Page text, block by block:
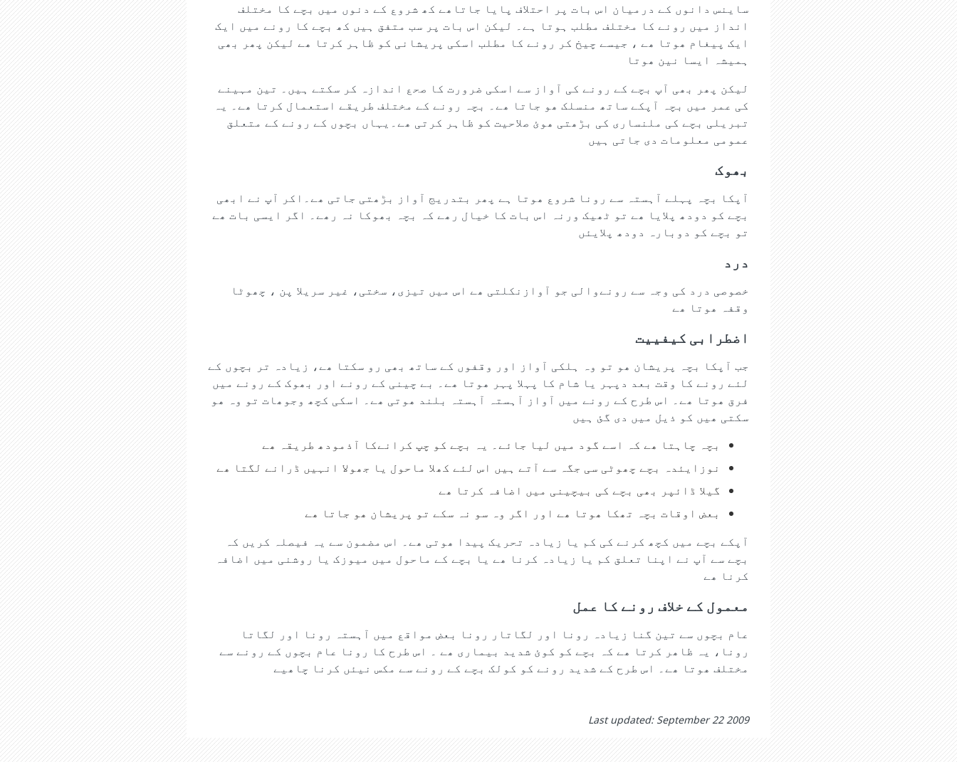
ساینس دانوں کے درمیان اس بات پر احتلاف پایا جاتاھے کھ شروع کے دنوں میں بچے کا مختلف
انداز میں رونے کا مختلف مطلب ہوتا ہے۔ لیکن اس بات پر سب متفق ہیں کھ بچے کا رونے میں ایک
ایک پیغام ھوتا ھے ، جیسے چیخ کر رونے کا مطلب اسکی پریشانی کو ظاہر کرتا ھے لیکن پھر بھی
ہمیشہ ایسا نین ھوتا
لیکن پھر بھی آپ بچے کے رونے کی آواز سے اسکی ضرورت کا صحع اندازہ کر سکتے ہیں۔ تین مہینے
کی عمر میں بچہ آپکے ساتھ منسلک ھو جاتا ھے۔ بچہ رونے کے مختلف طریقے استعمال کرتا ھے۔ یہ
تبریلی بچے کی ملنساری کی بڑھتی ھوئ صلاحیت کو ظاہر کرتی ھے۔یہاں بچوں کے رونے کے متعلق
عمومی معلومات دی جاتی ہیں
بھوک
آپکا بچہ پہلے آہستہ سے رونا شروع ھوتا ہے پھر بتدریج آواز بڑھتی جاتی ھے۔اکر آپ نے ابھی
بچے کو دودھ پلایا ھے تو ٹھیک ورنہ اس بات کا خیال رھے کہ بچہ بھوکا نہ رھے۔ اگر ایسی بات ھے
تو بچے کو دوبارہ دودھ پلایئں
درد
خصوصی درد کی وجہ سے رونےوالی جو آوازنکلتی ھے اس میں تیزی، سختی، غیر سریلا پن ، چھوٹا
وقفہ ھوتا ھے
اضطرابی کیفییت
جب آپکا بچہ پریشان ھو تو وہ ہلکی آواز اور وقفوں کے ساتھ بھی رو سکتا ھے، زیادہ تر بچوں کے
لئے رونے کا وقت بعد دپہر یا شام کا پہلا پہر ھوتا ھے۔ بے چینی کے رونے اور بھوک کے رونے میں
فرق ھوتا ھے۔ اس طرح کے رونے میں آواز آہستہ آہستہ بلند ھوتی ھے۔ اسکی کچھ وجوھات تو وہ ھو
سکتی ھیں کو ذیل میں دی گئ ہیں
بچہ چاہتا ھے کہ اسے گود میں لیا جائے۔ یہ بچے کو چپ کرانےکا آذمودھ طریقہ ھے
نوزایئدہ بچے چھوٹی سی جگہ سے آتے ہیں اس لئے کھلا ماحول یا جھولا انہیں ڈرانے لگتا ھے
گیلا ڈائپر بھی بچے کی بیچینی میں اضافہ کرتا ھے
بعض اوقات بچہ تھکا ھوتا ھے اور اگر وہ سو نہ سکے تو پریشان ھو جاتا ھے
آپکے بچے میں کچھ کرنے کی کم یا زیادہ تحریک پیدا ھوتی ھے۔ اس مضمون سے یہ فیصلہ کریں کہ
بچے سے آپ نے اپنا تعلق کم یا زیادہ کرنا ھے یا بچے کے ماحول میں میوزک یا روشنی میں اضافہ
کرنا ھے
معمول کے خلاف رونے کا عمل
عام بچوں سے تین گنا زیادہ رونا اور لگاتار رونا بعض مواقع میں آہستہ رونا اور لگاتا
رونا، یہ ظاھر کرتا ھے کہ بچے کو کوئ شدید بیماری ھے ۔ اس طرح کا رونا عام بچوں کے رونے سے
مختلف ھوتا ھے۔ اس طرح کے شدید رونے کو کولک بچے کے رونے سے مکس نیئں کرنا چاھیے
Last updated: September 22 2009